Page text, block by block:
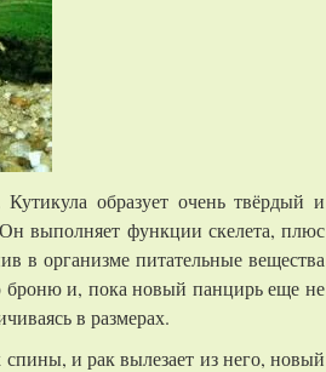
образует очень твёрдый и
выполняет функции скелета, плюс
в организме питательные вещества
броню и, пока новый панцирь еще не
в размерах.
и рак вылезает из него, новый